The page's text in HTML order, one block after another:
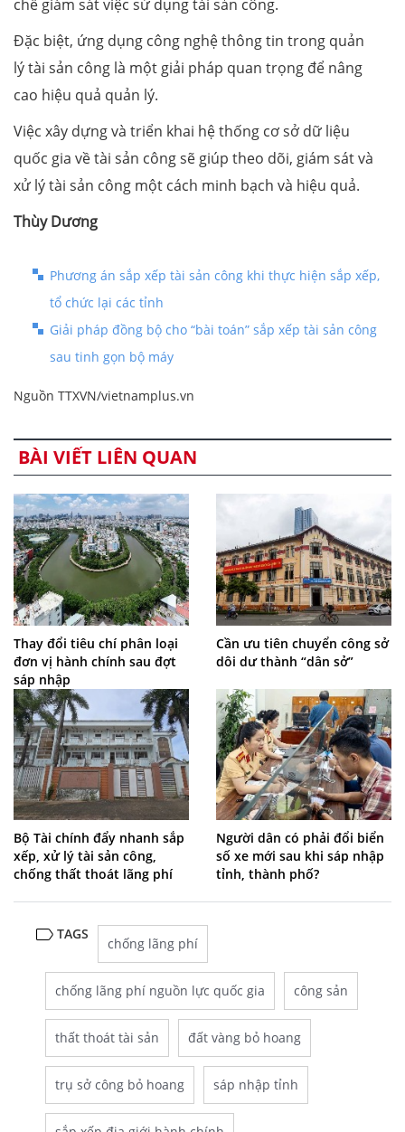
chế giám sát việc sử dụng tài sản công.
Đặc biệt, ứng dụng công nghệ thông tin trong quản
lý tài sản công là một giải pháp quan trọng để nâng
cao hiệu quả quản lý.
Việc xây dựng và triển khai hệ thống cơ sở dữ liệu
quốc gia về tài sản công sẽ giúp theo dõi, giám sát và
xử lý tài sản công một cách minh bạch và hiệu quả.
Thùy Dương
Phương án sắp xếp tài sản công khi thực hiện sắp xếp,
tổ chức lại các tỉnh
Giải pháp đồng bộ cho “bài toán” sắp xếp tài sản công
sau tinh gọn bộ máy
Nguồn TTXVN/vietnamplus.vn
BÀI VIẾT LIÊN QUAN
Thay đổi tiêu chí phân loại
đơn vị hành chính sau đợt
sáp nhập
Cần ưu tiên chuyển công sở
dôi dư thành “dân sở”
Bộ Tài chính đẩy nhanh sắp
xếp, xử lý tài sản công,
chống thất thoát lãng phí
Người dân có phải đổi biển
số xe mới sau khi sáp nhập
tỉnh, thành phố?
TAGS
chống lãng phí
chống lãng phí nguồn lực quốc gia công sản
thất thoát tài sản đất vàng bỏ hoang
trụ sở công bỏ hoang sáp nhập tỉnh